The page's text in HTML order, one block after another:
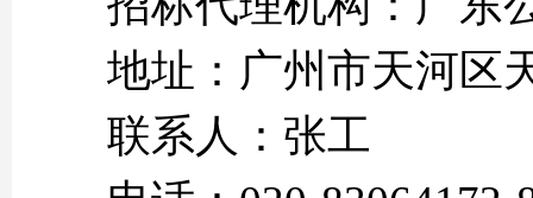
地址：广州市天河区
联系人：张工